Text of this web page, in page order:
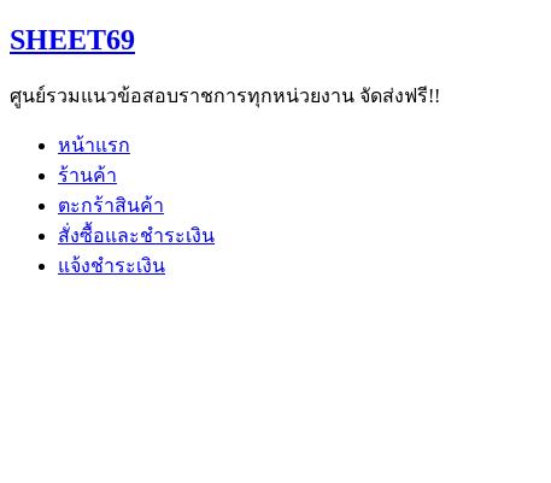
Skip
to
SHEET69
ศูนย์รวมแนวข้อสอบราชการทุกหน่วยงาน จัดส่งฟรี!!
หน้าแรก
ร้านค้า
ตะกร้าสินค้า
สั่งซื้อและชำระเงิน
แจ้งชำระเงิน